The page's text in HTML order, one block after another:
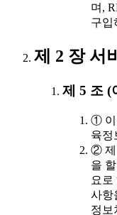
며,
구입
제 2 장 서
제 5 조 (
① 이
육정
② 제
을
요로
사항
정보